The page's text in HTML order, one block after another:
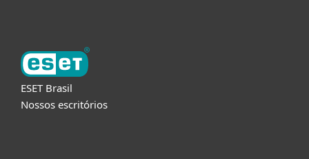
ESET Brasil
Nossos escritórios